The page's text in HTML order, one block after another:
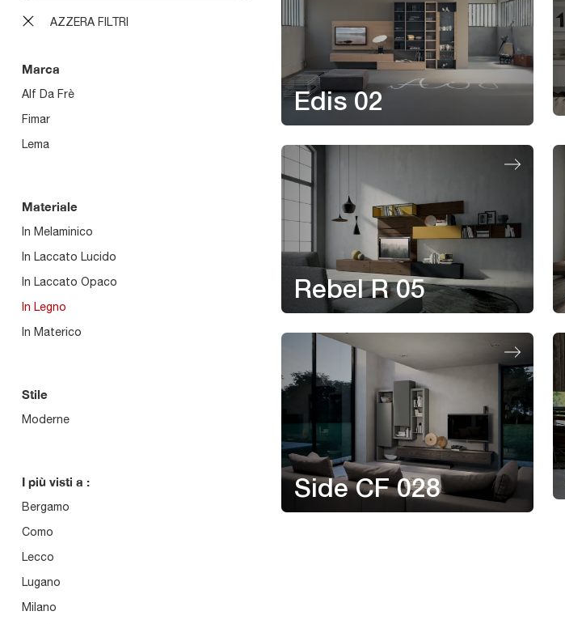
AZZERA FILTRI
Marca
Alf Da Frè
Fimar
Lema
Materiale
In Melaminico
In Laccato Lucido
In Laccato Opaco
In Legno
In Materico
Stile
Moderne
I più visti a :
Bergamo
Como
Lecco
Lugano
Milano
Edis 02
Rebel R 05
Side CF 028